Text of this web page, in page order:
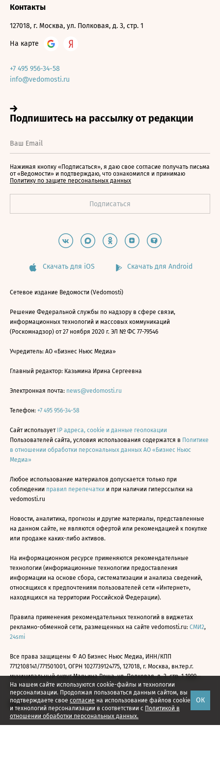
На нашем сайте используются cookie-файлы и технологии
персонализации. Продолжая пользоваться данным сайтом, вы
подтверждаете свое согласие на использование файлов cookie
и технологий персонализации в соответствии с Политикой в
отношении обработки персональных данных.
ОК
Контакты
127018, г. Москва, ул. Полковая, д. 3, стр. 1
На карте
+7 495 956-34-58
info@vedomosti.ru
Нажимая кнопку «Подписаться», я даю свое согласие получать письма
от «Ведомости» и подтверждаю, что ознакомился и принимаю
Политику по защите персональных данных
Скачать для iOS Скачать для Android
Сетевое издание Ведомости (Vedomosti)
Решение Федеральной службы по надзору в сфере связи,
информационных технологий и массовых коммуникаций
(Роскомнадзор) от 27 ноября 2020 г. ЭЛ № ФС 77-79546
Учредитель: АО «Бизнес Ньюс Медиа»
Главный редактор: Казьмина Ирина Сергеевна
Электронная почта: news@vedomosti.ru
Телефон: +7 495 956-34-58
Сайт использует IP адреса, cookie и данные геолокации
Пользователей сайта, условия использования содержатся в Политике
в отношении обработки персональных данных АО «Бизнес Ньюс
Медиа»
Любое использование материалов допускается только при
соблюдении правил перепечатки и при наличии гиперссылки на
vedomosti.ru
Новости, аналитика, прогнозы и другие материалы, представленные
на данном сайте, не являются офертой или рекомендацией к покупке
или продаже каких-либо активов.
На информационном ресурсе применяются рекомендательные
технологии (информационные технологии предоставления
информации на основе сбора, систематизации и анализа сведений,
относящихся к предпочтениям пользователей сети «Интернет»,
находящихся на территории Российской Федерации).
Правила применения рекомендательных технологий в виджетах
рекламно-обменной сети, размещенных на сайте vedomosti.ru: СМИ2,
24smi
Все права защищены © АО Бизнес Ньюс Медиа, ИНН/КПП
7712108141/771501001, ОГРН 1027739124775, 127018, г. Москва, вн.тер.г.
муниципальный округ Марьина Роща, ул. Полковая, д. 3, стр. 1 1999—
2026